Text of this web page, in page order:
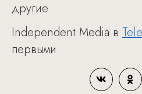
другие.
Independent Media в
первыми